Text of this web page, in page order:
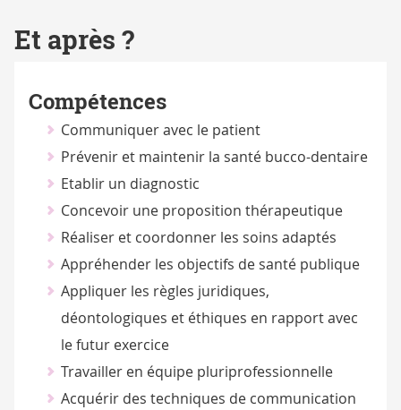
Et après ?
Compétences
Communiquer avec le patient
Prévenir et maintenir la santé bucco-dentaire
Etablir un diagnostic
Concevoir une proposition thérapeutique
Réaliser et coordonner les soins adaptés
Appréhender les objectifs de santé publique
Appliquer les règles juridiques,
déontologiques et éthiques en rapport avec
le futur exercice
Travailler en équipe pluriprofessionnelle
Acquérir des techniques de communication